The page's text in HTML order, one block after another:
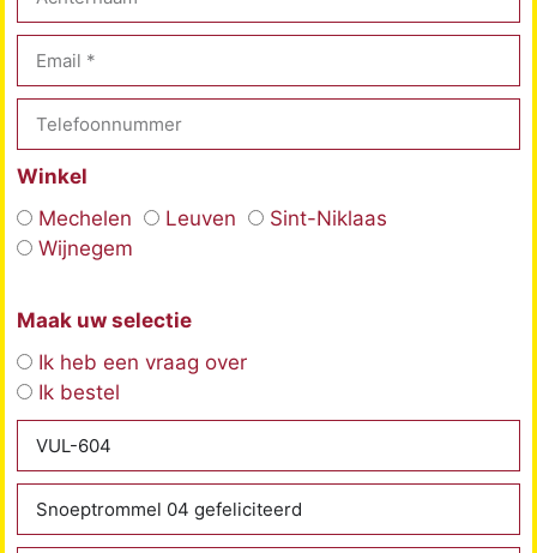
Winkel
Mechelen
Leuven
Sint-Niklaas
Wijnegem
Maak uw selectie
Ik heb een vraag over
Ik bestel